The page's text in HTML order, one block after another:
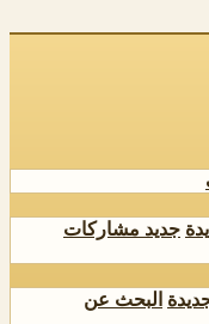
جديد مشاركات
البحث عن